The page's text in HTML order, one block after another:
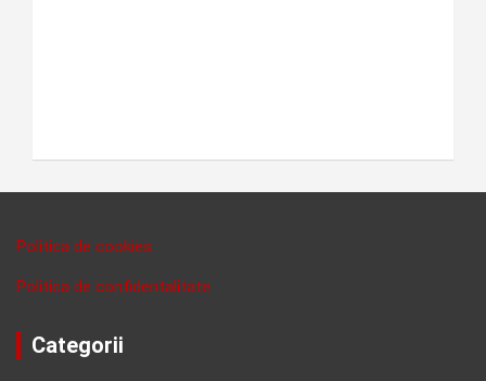
Politica de cookies
Politica de confidentalitate
Categorii